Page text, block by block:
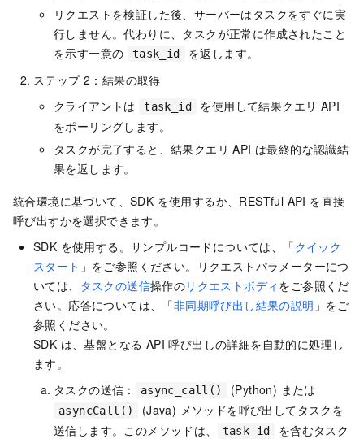
リクエストを検証した後、サーバーはタスクをすぐに実
行しません。代わりに、タスクが正常に作成されたこと
を示す一意の
task_id
を返します。
ステップ 2：結果の取得
クライアントは
task_id
を使用して結果クエリ API
をポーリングします。
タスクが完了すると、結果クエリ API は最終的な認識結
果を返します。
統合環境に基づいて、SDK を使用するか、RESTful API を直接
呼び出すかを選択できます。
SDK を使用する。サンプルコードについては、「クイック
スタート 」をご参照ください。リクエストパラメーターにつ
いては、
タスクの送信操作のリクエストボディ をご参照くだ
さい。応答については、「非同期呼び出し結果の説明 」をご
参照ください。
SDK は、基盤となる API 呼び出しの詳細を自動的に処理し
ます。
タスクの送信：
async_call() (Python) または
asyncCall()
(Java) メソッドを呼び出してタスクを
送信します。このメソッドは、
task_id
を含むタスク